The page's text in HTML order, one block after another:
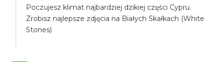
Poczujesz klimat najbardziej dzikiej części Cypru.
Zrobisz najlepsze zdjęcia na Białych Skałkach (White
Stones)